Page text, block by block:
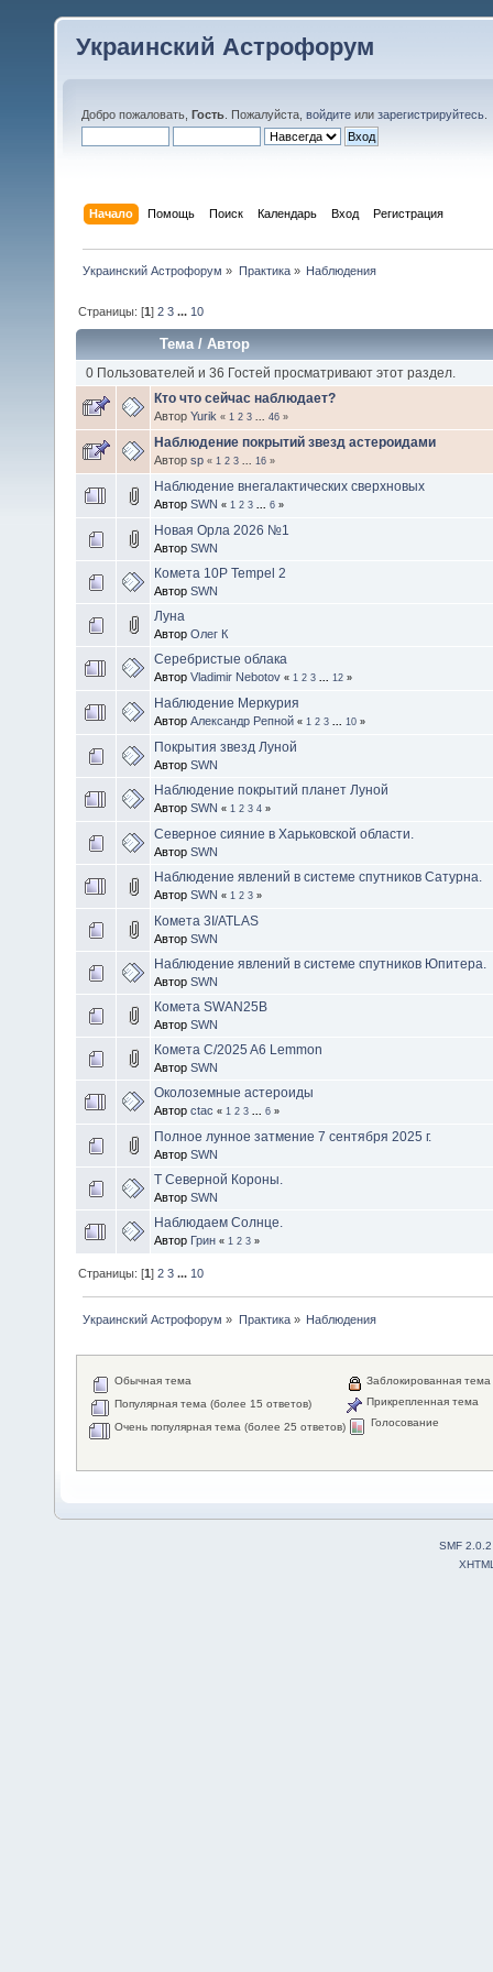
Украинский Астрофорум
Добро пожаловать, Гость . Пожалуйста, войдите или зарегистрируйтесь
Начало Помощь Поиск Календарь Вход Регистрация
Украинский Астрофорум » Практика» Наблюдения
Страницы: [1]2 3 ... 10
Тема/Автор
0 Пользователей и 36 Гостей просматривают этот раздел.
Кто что сейчас наблюдает?
Автор Yurik « 1 2 3 46 »
Наблюдение покрытий звезд астероидами
Автор sp « 1 2 3 16 »
Наблюдение внегалактических сверхновых
Автор SWN « 1 2 3 6 »
Новая Орла 2026 №1
Автор SWN
Комета 10P Tempel 2
Автор SWN
Луна
Автор Олег К
Серебристые облака
Автор Vladimir Nebotov « 1 2 3 12 »
Наблюдение Меркурия
Автор Александр Репной « 1 2 3 10 »
Покрытия звезд Луной
Автор SWN
Наблюдение покрытий планет Луной
Автор SWN « 1 2 3 4 »
Северное сияние в Харьковской области.
Автор SWN
Наблюдение явлений в системе спутников Сатурна.
Автор SWN « 1 2 3 »
Комета 3I/ATLAS
Автор SWN
Наблюдение явлений в системе спутников Юпитера.
Автор SWN
Комета SWAN25B
Автор SWN
Комета C/2025 A6 Lemmon
Автор SWN
Околоземные астероиды
Автор ctac « 1 2 3 6 »
Полное лунное затмение 7 сентября 2025 г.
Автор SWN
T Северной Короны.
Автор SWN
Наблюдаем Солнце.
Автор Грин « 1 2 3 »
Страницы: [1]2 3 ... 10
Украинский Астрофорум » Практика» Наблюдения
Обычная тема
Популярная тема (более 15 ответов)
Очень популярная тема (более 25 ответов)
Заблокированная тема
Прикрепленная тема
Голосование
SMF 2.0.2